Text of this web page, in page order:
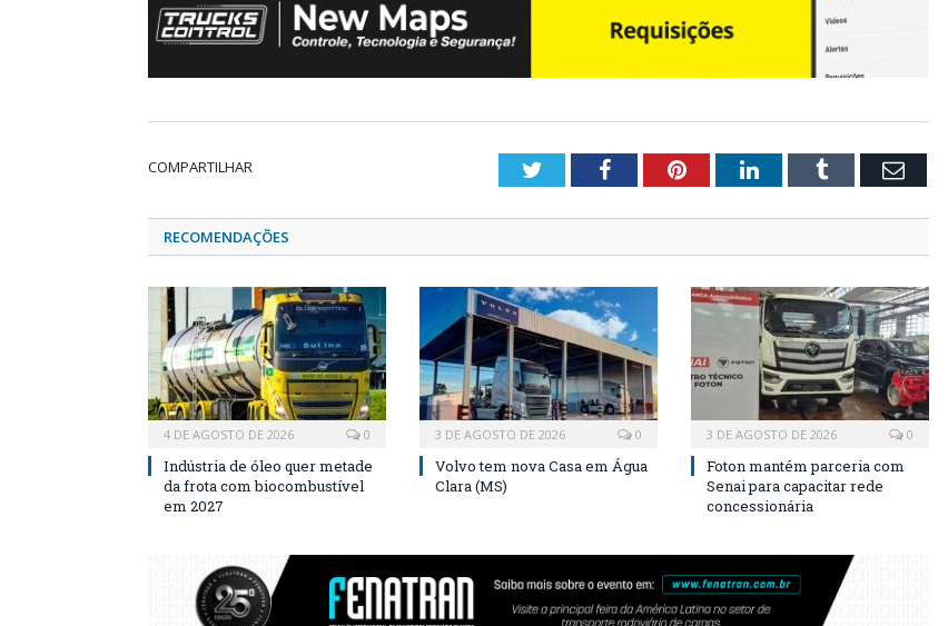
COMPARTILHAR TwitterFacebookPinterestLinkedInTumblr Email
RECOMENDAÇÕES
4 DE AGOSTO DE 2026 0
Indústria de óleo quer metade
da frota com biocombustível
em 2027
3 DE AGOSTO DE 2026 0
Volvo tem nova Casa em Água
Clara (MS)
3 DE AGOSTO DE 2026 0
Foton mantém parceria com
Senai para capacitar rede
concessionária